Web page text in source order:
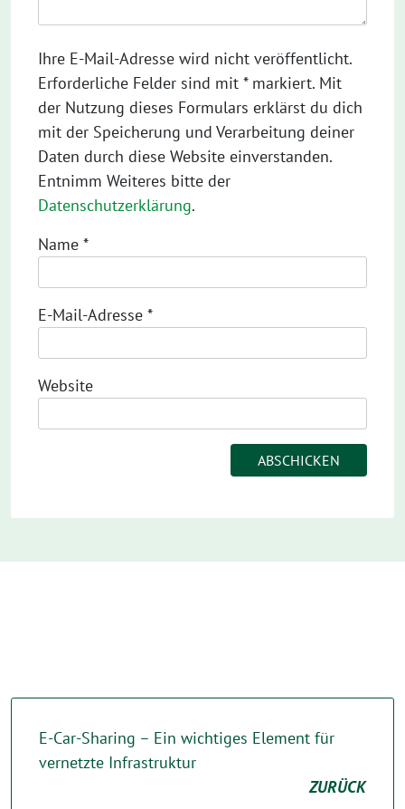
Ihre E-Mail-Adresse wird nicht veröffentlicht.
Erforderliche Felder sind mit * markiert. Mit
der Nutzung dieses Formulars erklärst du dich
mit der Speicherung und Verarbeitung deiner
Daten durch diese Website einverstanden.
Entnimm Weiteres bitte der
Datenschutzerklärung.
Name *
E-Mail-Adresse *
Website
E-Car-Sharing – Ein wichtiges Element für
vernetzte Infrastruktur
ZURÜCK